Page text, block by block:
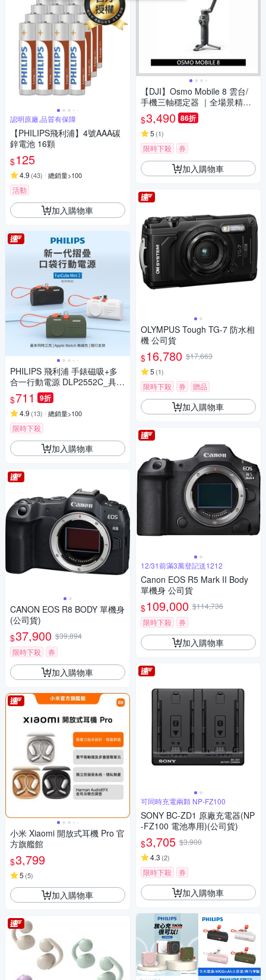
認明原廠,品質有保障
【PHILIPS飛利浦】4號AAA碳
鋅電池 16顆
$125
4.9 (43) 總銷量>100
活動
加入購物車
PHILIPS 飛利浦 手錶磁吸+多
合一行動電源 DLP2552C_具W
h標示(時時樂限定)
$711 9折
4.9 (13) 總銷量>100
限時下殺
加入購物車
CANON EOS R8 BODY 單機身
(公司貨)
$37,900 $39,894
限時下殺
券
加入購物車
小米 Xiaomi 開放式耳機 Pro 官
方旗艦館
$3,799
5 (5)
加入購物車
【DJI】Osmo Mobile 8 雲台/
手機三軸穩定器 ｜全場景精準
跟拍｜內建延長桿腳架
$3,490 86折
5 (1)
限時下殺 券
加入購物車
OLYMPUS Tough TG-7 防水相
機 公司貨
$16,780 $17,663
5 (1)
限時下殺 券 贈品
加入購物車
12/31前滿3萬登記送1212
Canon EOS R5 Mark II Body
單機身 公司貨
$109,000 $114,736
限時下殺
券
加入購物車
可同時充電兩顆 NP-FZ100
SONY BC-ZD1 原廠充電器(NP
-FZ100 電池專用)(公司貨)
$3,705 $3,900
4.3 (2)
限時下殺 券
加入購物車